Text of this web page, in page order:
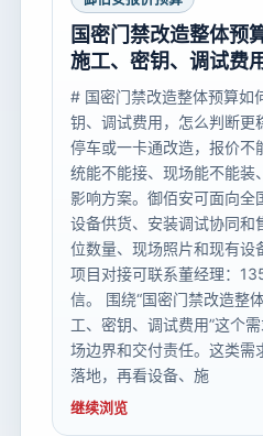
国密门禁改造整体预
施工、密钥、调试费
# 国密门禁改造整体预算如
钥、调试费用，怎么判断更
停车或一卡通改造，报价不
统能不能接、现场能不能装
影响方案。御佰安可面向全
设备供货、安装调试协同和
位数量、现场照片和现有设
项目对接可联系董经理：
信。 围绕“国密门禁改造整
工、密钥、调试费用”这个
场边界和交付责任。这类需
落地，再看设备、施
继续浏览